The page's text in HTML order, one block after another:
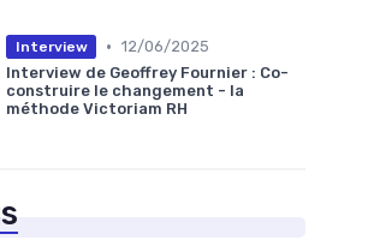
Interview • 12/06/2025
Interview de Geoffrey Fournier : Co-
construire le changement - la
méthode Victoriam RH